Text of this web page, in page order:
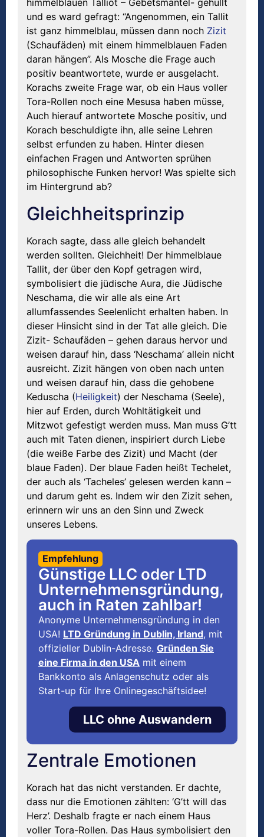
himmelblauen Talliot – Gebetsmäntel- gehüllt
und es ward gefragt: “Angenommen, ein Tallit
ist ganz himmelblau, müssen dann noch Zizit
(Schaufäden) mit einem himmelblauen Faden
daran hängen”. Als Mosche die Frage auch
positiv beantwortete, wurde er ausgelacht.
Korachs zweite Frage war, ob ein Haus voller
Tora-Rollen noch eine Mesusa haben müsse,
Auch hierauf antwortete Mosche positiv, und
Korach beschuldigte ihn, alle seine Lehren
selbst erfunden zu haben. Hinter diesen
einfachen Fragen und Antworten sprühen
philosophische Funken hervor! Was spielte sich
im Hintergrund ab?
Gleichheitsprinzip
Korach sagte, dass alle gleich behandelt
werden sollten. Gleichheit! Der himmelblaue
Tallit, der über den Kopf getragen wird,
symbolisiert die jüdische Aura, die Jüdische
Neschama, die wir alle als eine Art
allumfassendes Seelenlicht erhalten haben. In
dieser Hinsicht sind in der Tat alle gleich. Die
Zizit- Schaufäden – gehen daraus hervor und
weisen darauf hin, dass ‘Neschama’ allein nicht
ausreicht. Zizit hängen von oben nach unten
und weisen darauf hin, dass die gehobene
Keduscha (Heiligkeit) der Neschama (Seele),
hier auf Erden, durch Wohltätigkeit und
Mitzwot gefestigt werden muss. Man muss G’tt
auch mit Taten dienen, inspiriert durch Liebe
(die weiße Farbe des Zizit) und Macht (der
blaue Faden). Der blaue Faden heißt Techelet,
der auch als ‘Tacheles’ gelesen werden kann –
und darum geht es. Indem wir den Zizit sehen,
erinnern wir uns an den Sinn und Zweck
unseres Lebens.
Empfehlung
Günstige LLC oder LTD
Unternehmensgründung,
auch in Raten zahlbar!
Anonyme Unternehmensgründung in den
USA! LTD Gründung in Dublin, Irland, mit
offizieller Dublin-Adresse. Gründen Sie
eine Firma in den USA mit einem
Bankkonto als Anlagenschutz oder als
Start-up für Ihre Onlinegeschäftsidee!
LLC ohne Auswandern
Zentrale Emotionen
Korach hat das nicht verstanden. Er dachte,
dass nur die Emotionen zählten: ‘G’tt will das
Herz’. Deshalb fragte er nach einem Haus
voller Tora-Rollen. Das Haus symbolisiert den